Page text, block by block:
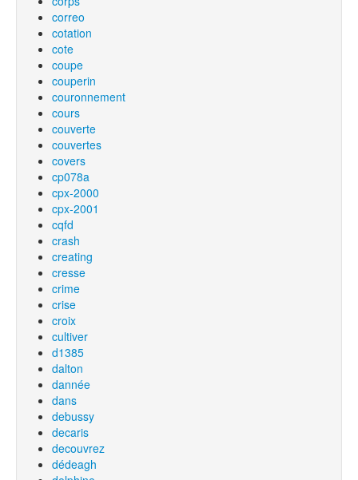
correo
cotation
cote
coupe
couperin
couronnement
cours
couverte
couvertes
covers
cp078a
cpx-2000
cpx-2001
cqfd
crash
creating
cresse
crime
crise
croix
cultiver
d1385
dalton
dannée
dans
debussy
decaris
decouvrez
dédeagh